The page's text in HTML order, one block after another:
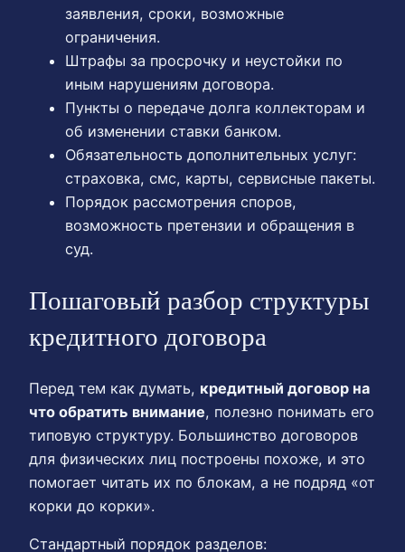
заявления, сроки, возможные
ограничения.
Штрафы за просрочку и неустойки по
иным нарушениям договора.
Пункты о передаче долга коллекторам и
об изменении ставки банком.
Обязательность дополнительных услуг:
страховка, смс, карты, сервисные пакеты.
Порядок рассмотрения споров,
возможность претензии и обращения в
суд.
Пошаговый разбор структуры
кредитного договора
Перед тем как думать, кредитный договор на
что обратить внимание, полезно понимать его
типовую структуру. Большинство договоров
для физических лиц построены похоже, и это
помогает читать их по блокам, а не подряд «от
корки до корки».
Стандартный порядок разделов: